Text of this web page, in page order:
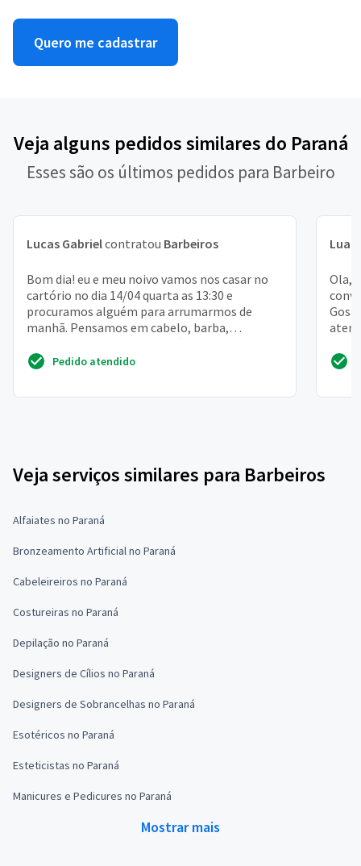
Quero me cadastrar
Veja alguns pedidos similares do Paraná
Esses são os últimos pedidos para Barbeiro
Lucas Gabrielcontratou Barbeiros
Bom dia! eu e meu noivo vamos nos casar no
cartório no dia 14/04 quarta as 13:30 e
procuramos alguém para arrumarmos de
manhã. Pensamos em cabelo, barba,
sobrancelha, maquiagem básica. Co...
Pedido atendido
Luan
Ola,
Veja serviços similares para Barbeiros
Alfaiates no Paraná
Bronzeamento Artificial no Paraná
Cabeleireiros no Paraná
Costureiras no Paraná
Depilação no Paraná
Designers de Cílios no Paraná
Designers de Sobrancelhas no Paraná
Esotéricos no Paraná
Esteticistas no Paraná
Manicures e Pedicures no Paraná
Mostrar mais